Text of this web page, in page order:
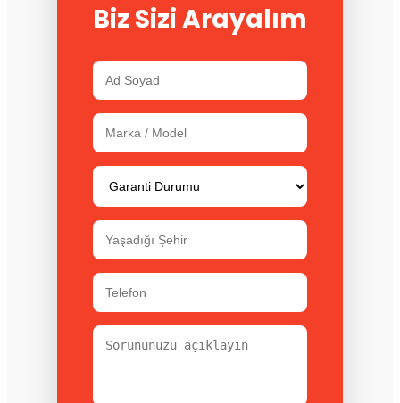
Biz Sizi Arayalım